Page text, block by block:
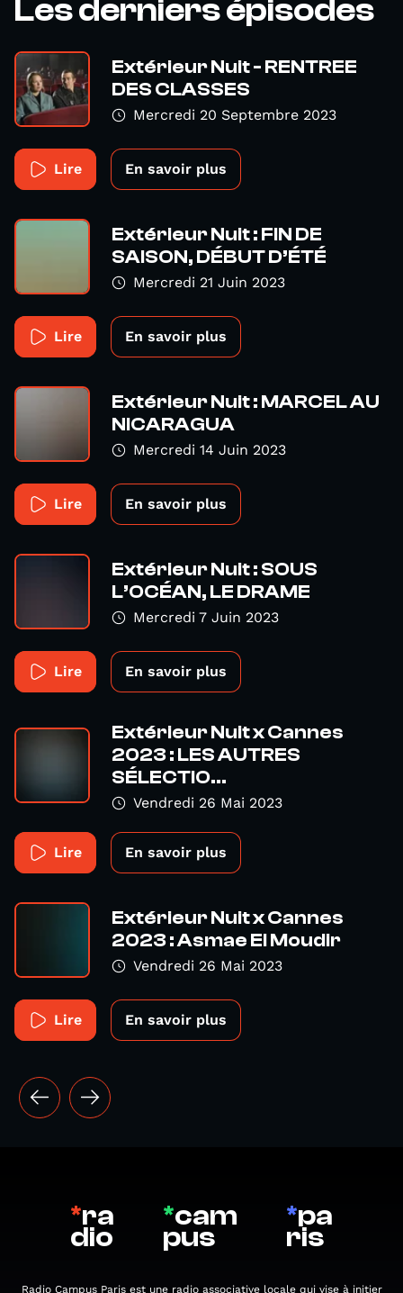
Les derniers épisodes
Extérieur Nuit - RENTREE
DES CLASSES
Mercredi 20 Septembre 2023
Lire En savoir plus
Extérieur Nuit : FIN DE
SAISON, DÉBUT D’ÉTÉ
Mercredi 21 Juin 2023
Lire En savoir plus
Extérieur Nuit : MARCEL AU
NICARAGUA
Mercredi 14 Juin 2023
Lire En savoir plus
Extérieur Nuit : SOUS
L’OCÉAN, LE DRAME
Mercredi 7 Juin 2023
Lire En savoir plus
Extérieur Nuit x Cannes
2023 : LES AUTRES
SÉLECTIO...
Vendredi 26 Mai 2023
Lire En savoir plus
Extérieur Nuit x Cannes
2023 : Asmae El Moudir
Vendredi 26 Mai 2023
Lire En savoir plus
*ra
dio
*cam
pus
*pa
ris
Radio Campus Paris est une radio associative locale qui vise à initier